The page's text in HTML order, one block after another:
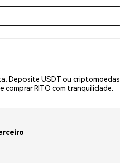
Deposite USDT ou criptomoedas
comprar RITO com tranquilidade.